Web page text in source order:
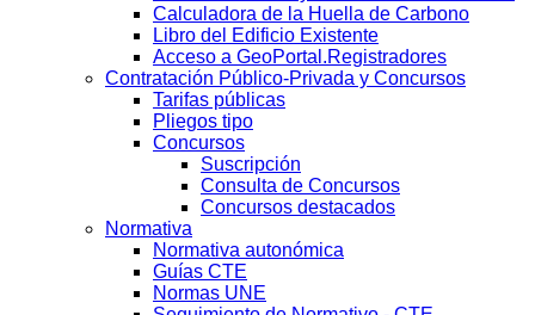
Calculadora de la Huella de Carbono
Libro del Edificio Existente
Acceso a GeoPortal.Registradores
Contratación Público-Privada y Concursos
Tarifas públicas
Pliegos tipo
Concursos
Suscripción
Consulta de Concursos
Concursos destacados
Normativa
Normativa autonómica
Guías CTE
Normas UNE